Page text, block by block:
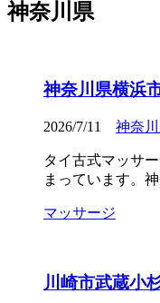
神奈川県
神奈川県横浜
2026/7/11 神奈
タイ古式マッサ
まっています。
マッサージ
川崎市武蔵小